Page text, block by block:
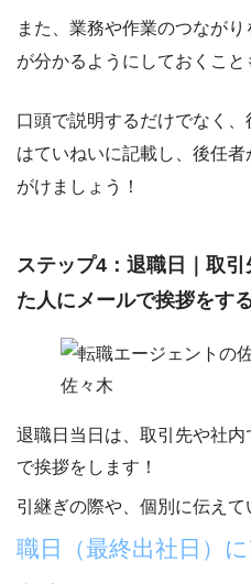
また、 業務や作業のつなが
が分かるようにしておく こと
口頭で説明するだけでなく
はていねいに記載し、 後任者
がけましょう！
ステップ4：退職日｜取
た人にメールで挨拶をす
佐々木
退職日当日は、 取引先や社内
で挨拶をします！
引継ぎの際や、個別に伝えて
職日（最終出社日）